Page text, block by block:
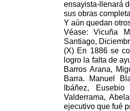
ensayista-llenará
sus obras
Y aún quedan
Véase: Vicuña
Santiago,
(X) En 1886 se
logro la falta de
Barros Arana,
Barra. Manuel
Ibáñez,
Valderrama,
ejecutivo que fué